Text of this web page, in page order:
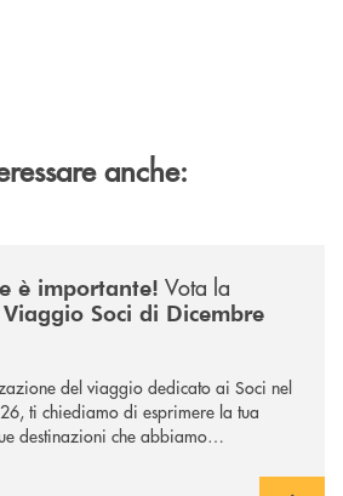
anche:
è importante! Vota la
Viaggio Soci di Dicembre
del viaggio dedicato ai Soci nel
ti chiediamo di esprimere la tua
destinazioni che abbiamo